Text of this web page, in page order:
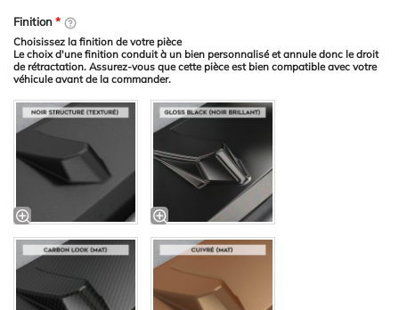
Finition*
Choisissez la finition de votre pièce
Le choix d'une finition conduit à un bien personnalisé et annule donc le droit
de rétractation. Assurez-vous que cette pièce est bien compatible avec votre
véhicule avant de la commander.